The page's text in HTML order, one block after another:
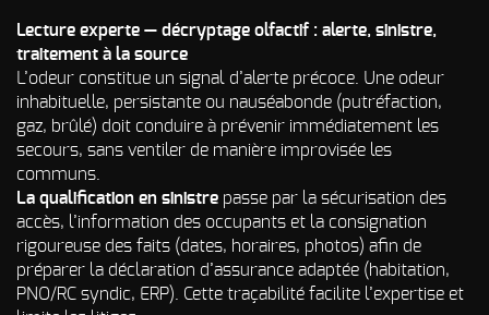
fumée
brûlé
d’incendie
Autres Odeurs
Lecture experte — décryptage olfactif : alerte, sinistre,
traitement à la source
L’odeur constitue un signal d’alerte précoce. Une odeur
inhabituelle, persistante ou nauséabonde (putréfaction,
gaz, brûlé) doit conduire à prévenir immédiatement les
secours, sans ventiler de manière improvisée les
communs.
La qualification en sinistre passe par la sécurisation des
accès, l’information des occupants et la consignation
rigoureuse des faits (dates, horaires, photos) afin de
préparer la déclaration d’assurance adaptée (habitation,
PNO/RC syndic, ERP). Cette traçabilité facilite l’expertise et